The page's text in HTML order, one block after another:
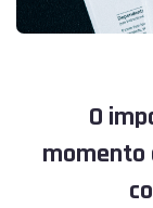
O
momento